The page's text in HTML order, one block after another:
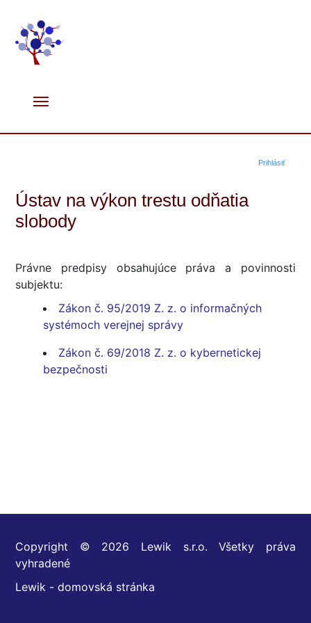
Prihlásiť
Ústav na výkon trestu odňatia
slobody
Právne predpisy obsahujúce práva a povinnosti
subjektu:
Zákon č. 95/2019 Z. z. o informačných
systémoch verejnej správy
Zákon č. 69/2018 Z. z. o kybernetickej
bezpečnosti
Copyright © 2026 Lewik s.r.o. Všetky práva
vyhradené
Lewik - domovská stránka